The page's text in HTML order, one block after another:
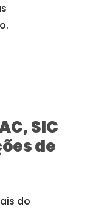
SIC
de
do